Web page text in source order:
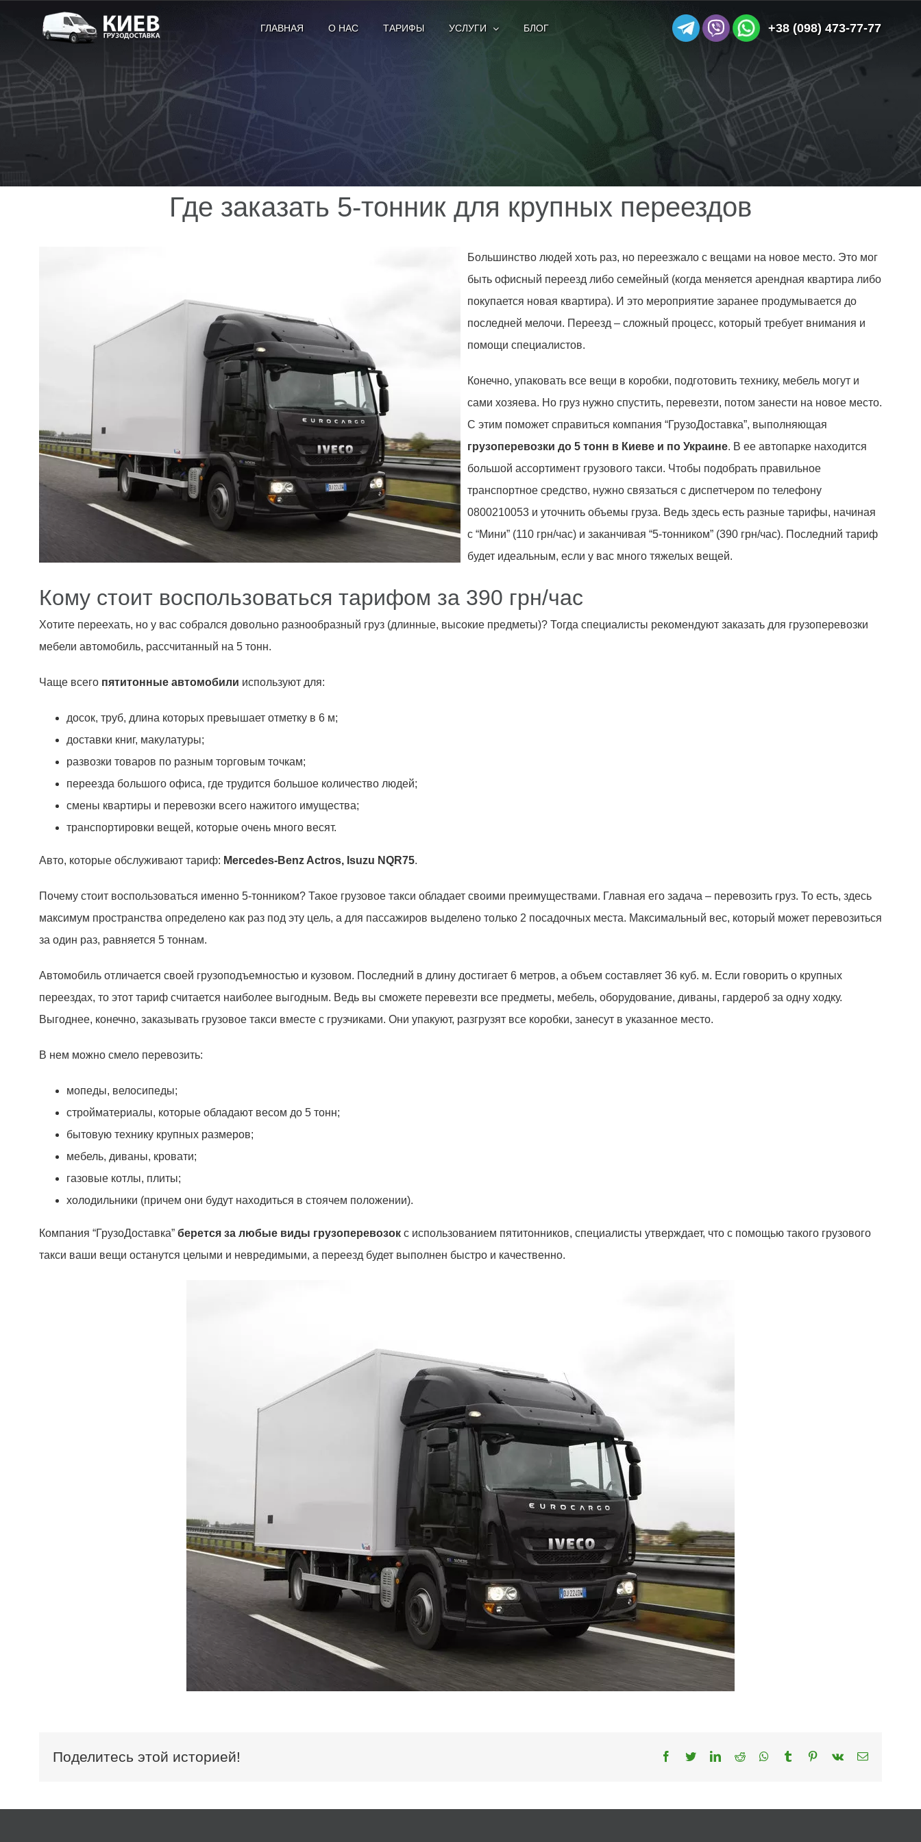
ГЛАВНАЯ О НАС ТАРИФЫ УСЛУГИ БЛОГ +38 (098) 473-77-77
Где заказать 5-тонник для крупных переездов
Большинство людей хоть раз, но переезжало с вещами на новое место. Это мог
быть офисный переезд либо семейный (когда меняется арендная квартира либо
покупается новая квартира). И это мероприятие заранее продумывается до
последней мелочи. Переезд – сложный процесс, который требует внимания и
помощи специалистов.
Конечно, упаковать все вещи в коробки, подготовить технику, мебель могут и
сами хозяева. Но груз нужно спустить, перевезти, потом занести на новое место.
С этим поможет справиться компания “ГрузоДоставка”, выполняющая
грузоперевозки до 5 тонн в Киеве и по Украине. В ее автопарке находится
большой ассортимент грузового такси. Чтобы подобрать правильное
транспортное средство, нужно связаться с диспетчером по телефону
0800210053 и уточнить объемы груза. Ведь здесь есть разные тарифы, начиная
с “Мини” (110 грн/час) и заканчивая “5-тонником” (390 грн/час). Последний тариф
будет идеальным, если у вас много тяжелых вещей.
Кому стоит воспользоваться тарифом за 390 грн/час
Хотите переехать, но у вас собрался довольно разнообразный груз (длинные, высокие предметы)? Тогда специалисты рекомендуют заказать для грузоперевозки
мебели автомобиль, рассчитанный на 5 тонн.
Чаще всего пятитонные автомобили используют для:
досок, труб, длина которых превышает отметку в 6 м;
доставки книг, макулатуры;
развозки товаров по разным торговым точкам;
переезда большого офиса, где трудится большое количество людей;
смены квартиры и перевозки всего нажитого имущества;
транспортировки вещей, которые очень много весят.
Авто, которые обслуживают тариф: Mercedes-Benz Actros, Isuzu NQR75.
Почему стоит воспользоваться именно 5-тонником? Такое грузовое такси обладает своими преимуществами. Главная его задача – перевозить груз. То есть, здесь
максимум пространства определено как раз под эту цель, а для пассажиров выделено только 2 посадочных места. Максимальный вес, который может перевозиться
за один раз, равняется 5 тоннам.
Автомобиль отличается своей грузоподъемностью и кузовом. Последний в длину достигает 6 метров, а объем составляет 36 куб. м. Если говорить о крупных
переездах, то этот тариф считается наиболее выгодным. Ведь вы сможете перевезти все предметы, мебель, оборудование, диваны, гардероб за одну ходку.
Выгоднее, конечно, заказывать грузовое такси вместе с грузчиками. Они упакуют, разгрузят все коробки, занесут в указанное место.
В нем можно смело перевозить:
мопеды, велосипеды;
стройматериалы, которые обладают весом до 5 тонн;
бытовую технику крупных размеров;
мебель, диваны, кровати;
газовые котлы, плиты;
холодильники (причем они будут находиться в стоячем положении).
Компания “ГрузоДоставка” берется за любые виды грузоперевозок с использованием пятитонников, специалисты утверждает, что с помощью такого грузового
такси ваши вещи останутся целыми и невредимыми, а переезд будет выполнен быстро и качественно.
Поделитесь этой историей! Facebook
TwitterLinkedIn
Reddit Whatsapp
Tumblr Pinterest
Vk Email